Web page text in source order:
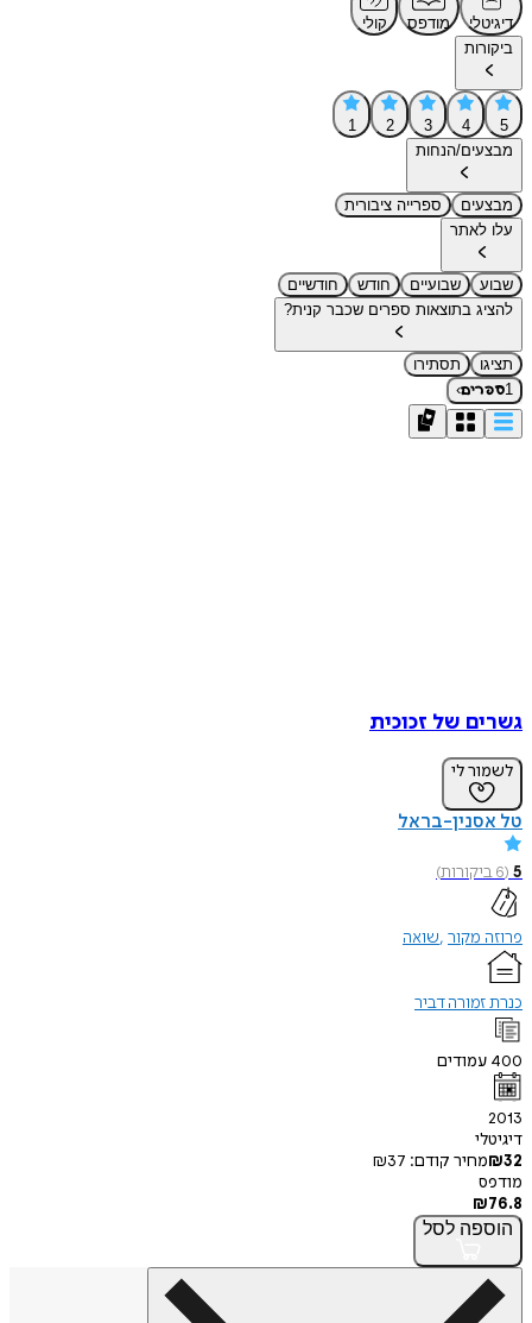
דיגיטלי מודפס
קולי
ביקורות
5
4
3
2
1
מבצעים/הנחות
מבצעים
ספרייה ציבורית
עלו לאתר
שבוע שבועיים חודש
חודשיים
להציג בתוצאות ספרים שכבר קנית?
תציגו
תסתירו
1ספרים›
גשרים של זכוכית
לשמור לי
טל אסנין-בראל
5
(
6ביקורות)
פרוזה מקור שואה
כנרת זמורה דביר
400 עמודים
2013
דיגיטלי
₪32 מחיר קודם: ₪37
מודפס
₪76.8
הוספה לסל